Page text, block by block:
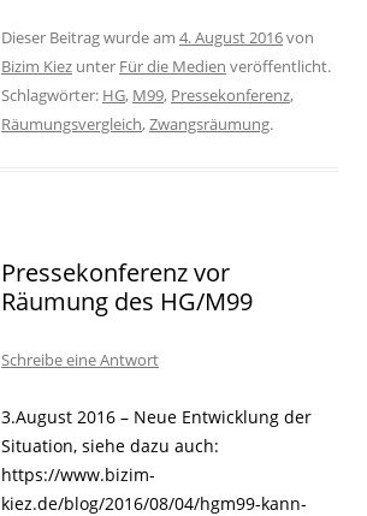
Dieser Beitrag wurde am 4. August 2016von
Bizim Kiez unter Für die Medien veröffentlicht.
Schlagwörter: HG, M99, Pressekonferenz,
Räumungsvergleich,Zwangsräumung.
Pressekonferenz vor
Räumung des HG/M99
Schreibe eine Antwort
3.August 2016 – Neue Entwicklung der
Situation, siehe dazu auch:
https://www.bizim-
kiez.de/blog/2016/08/04/hgm99-kann-